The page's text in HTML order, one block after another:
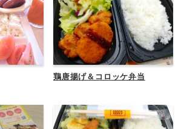
鶏唐揚げ＆コロッケ弁当